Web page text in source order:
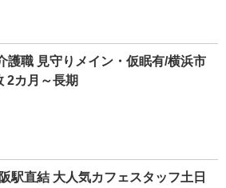
護職 見守りメイン・仮眠有/横浜市
2カ月～長期
駅直結 大人気カフェスタッフ土日